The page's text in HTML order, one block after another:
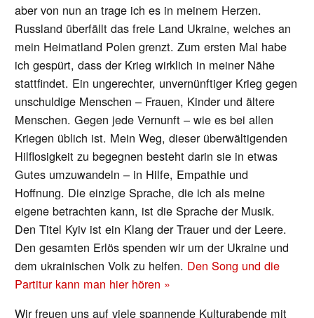
aber von nun an trage ich es in meinem Herzen.
Russland überfällt das freie Land Ukraine, welches an
mein Heimatland Polen grenzt. Zum ersten Mal habe
ich gespürt, dass der Krieg wirklich in meiner Nähe
stattfindet. Ein ungerechter, unvernünftiger Krieg gegen
unschuldige Menschen – Frauen, Kinder und ältere
Menschen. Gegen jede Vernunft – wie es bei allen
Kriegen üblich ist. Mein Weg, dieser überwältigenden
Hilflosigkeit zu begegnen besteht darin sie in etwas
Gutes umzuwandeln – in Hilfe, Empathie und
Hoffnung. Die einzige Sprache, die ich als meine
eigene betrachten kann, ist die Sprache der Musik.
Den Titel Kyiv ist ein Klang der Trauer und der Leere.
Den gesamten Erlös spenden wir um der Ukraine und
dem ukrainischen Volk zu helfen. Den Song und die
Partitur kann man hier hören »
Wir freuen uns auf viele spannende Kulturabende mit